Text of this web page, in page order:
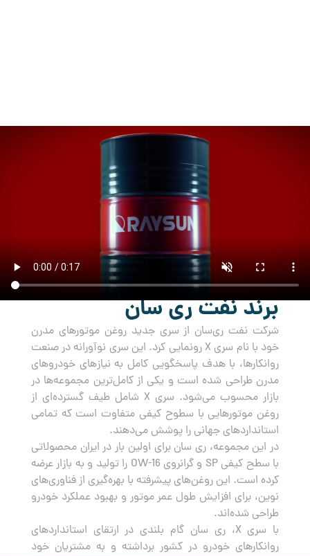
برند نفت ری سان
شرکت نفت ری‌سان از سری جدید روغن‌ موتورهای مدرن
خود با نام سری X رونمایی کرد. این سری نوآورانه در صنعت
روانکارها، با هدف پاسخگویی کامل به نیازهای خودروهای
مدرن طراحی شده است و یکی از کامل‌ترین مجموعه‌ها در
بازار محسوب می‌شود. سری X شامل طیف گسترده‌ای از
روغن‌ موتورهایی با سطوح کیفی متفاوت است که تمامی
استانداردهای جهانی را پوشش می‌دهند.
در این مجموعه، ری سان برای اولین بار در ایران محصولاتی
با سطح کیفی SP و گرانروی OW-16 را تولید و به بازار عرضه
کرده است. این روغن‌های پیشرفته با بهره‌گیری از فناوری‌های
نوین، برای افزایش طول عمر موتور و بهبود عملکرد خودرو
طراحی شده‌اند.
با سری X، ری سان گام بلندی در ارتقای استانداردهای
روانکارهای خودرو در کشور برداشته و به مشتریان خود